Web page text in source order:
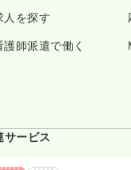
人を探す
護師派遣で働く
ービス